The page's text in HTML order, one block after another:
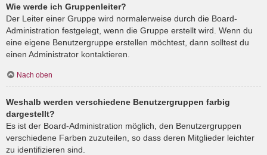
Wie werde ich Gruppenleiter?
Der Leiter einer Gruppe wird normalerweise durch die Board-
Administration festgelegt, wenn die Gruppe erstellt wird. Wenn du
eine eigene Benutzergruppe erstellen möchtest, dann solltest du
einen Administrator kontaktieren.
Nach oben
Weshalb werden verschiedene Benutzergruppen farbig
dargestellt?
Es ist der Board-Administration möglich, den Benutzergruppen
verschiedene Farben zuzuteilen, so dass deren Mitglieder leichter
zu identifizieren sind.